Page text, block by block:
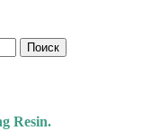
Resin.